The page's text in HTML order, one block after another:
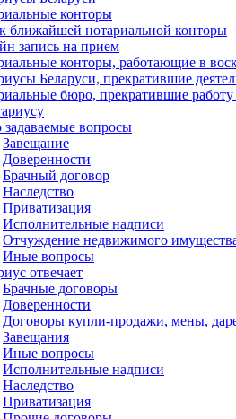
конторы
ближайшей нотариальной конторы
запись на прием
конторы, работающие в
Беларуси, прекратившие
бюро, прекратившие работу
задаваемые вопросы
Завещание
Доверенности
Брачный договор
Наследство
Приватизация
Исполнительные надписи
Отчуждение недвижимого
Иные вопросы
отвечает
Брачные договоры
Доверенности
Договоры купли-продажи, мены,
Завещания
Иные вопросы
Исполнительные надписи
Наследство
Приватизация